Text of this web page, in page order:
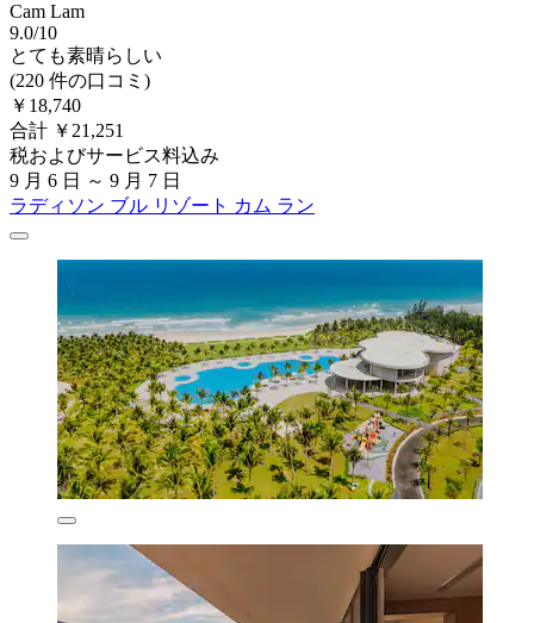
Cam Lam
9.0/10
とても素晴らしい
(220 件の口コミ)
￥18,740
合計 ￥21,251
税およびサービス料込み
9 月 6 日 ～ 9 月 7 日
ラディソン ブル リゾート カム ラン